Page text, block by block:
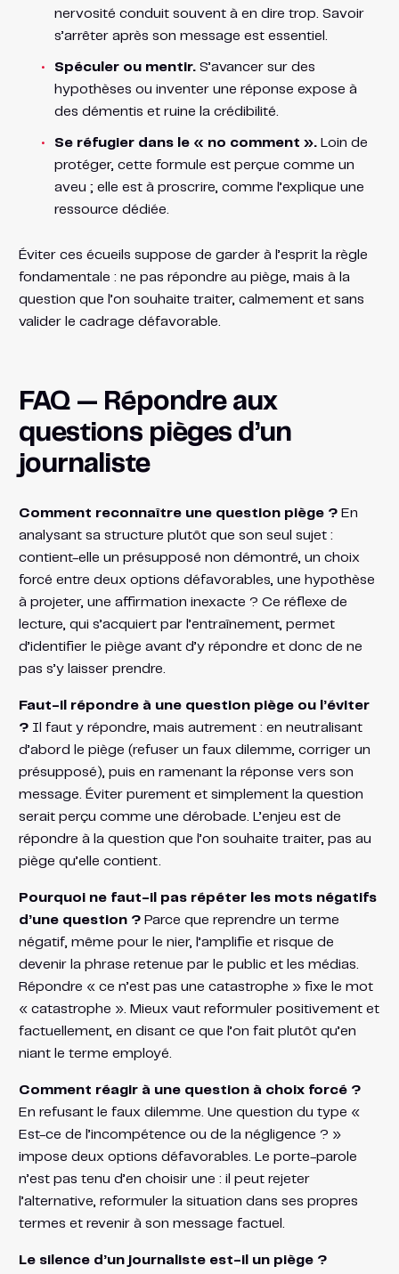
nervosité conduit souvent à en dire trop. Savoir
s’arrêter après son message est essentiel.
Spéculer ou mentir.S’avancer sur des
hypothèses ou inventer une réponse expose à
des démentis et ruine la crédibilité.
Se réfugier dans le « no comment ».Loin de
protéger, cette formule est perçue comme un
aveu ; elle est à proscrire, comme l’explique une
ressource dédiée.
Éviter ces écueils suppose de garder à l’esprit la règle
fondamentale : ne pas répondre au piège, mais à la
question que l’on souhaite traiter, calmement et sans
valider le cadrage défavorable.
FAQ — Répondre aux
questions pièges d’un
journaliste
Comment reconnaître une question piège ?En
analysant sa structure plutôt que son seul sujet :
contient-elle un présupposé non démontré, un choix
forcé entre deux options défavorables, une hypothèse
à projeter, une affirmation inexacte ? Ce réflexe de
lecture, qui s’acquiert par l’entraînement, permet
d’identifier le piège avant d’y répondre et donc de ne
pas s’y laisser prendre.
Faut-il répondre à une question piège ou l’éviter
?Il faut y répondre, mais autrement : en neutralisant
d’abord le piège (refuser un faux dilemme, corriger un
présupposé), puis en ramenant la réponse vers son
message. Éviter purement et simplement la question
serait perçu comme une dérobade. L’enjeu est de
répondre à la question que l’on souhaite traiter, pas au
piège qu’elle contient.
Pourquoi ne faut-il pas répéter les mots négatifs
d’une question ?Parce que reprendre un terme
négatif, même pour le nier, l’amplifie et risque de
devenir la phrase retenue par le public et les médias.
Répondre « ce n’est pas une catastrophe » fixe le mot
« catastrophe ». Mieux vaut reformuler positivement et
factuellement, en disant ce que l’on fait plutôt qu’en
niant le terme employé.
Comment réagir à une question à choix forcé ?
En refusant le faux dilemme. Une question du type «
Est-ce de l’incompétence ou de la négligence ? »
impose deux options défavorables. Le porte-parole
n’est pas tenu d’en choisir une : il peut rejeter
l’alternative, reformuler la situation dans ses propres
termes et revenir à son message factuel.
Le silence d’un journaliste est-il un piège ?